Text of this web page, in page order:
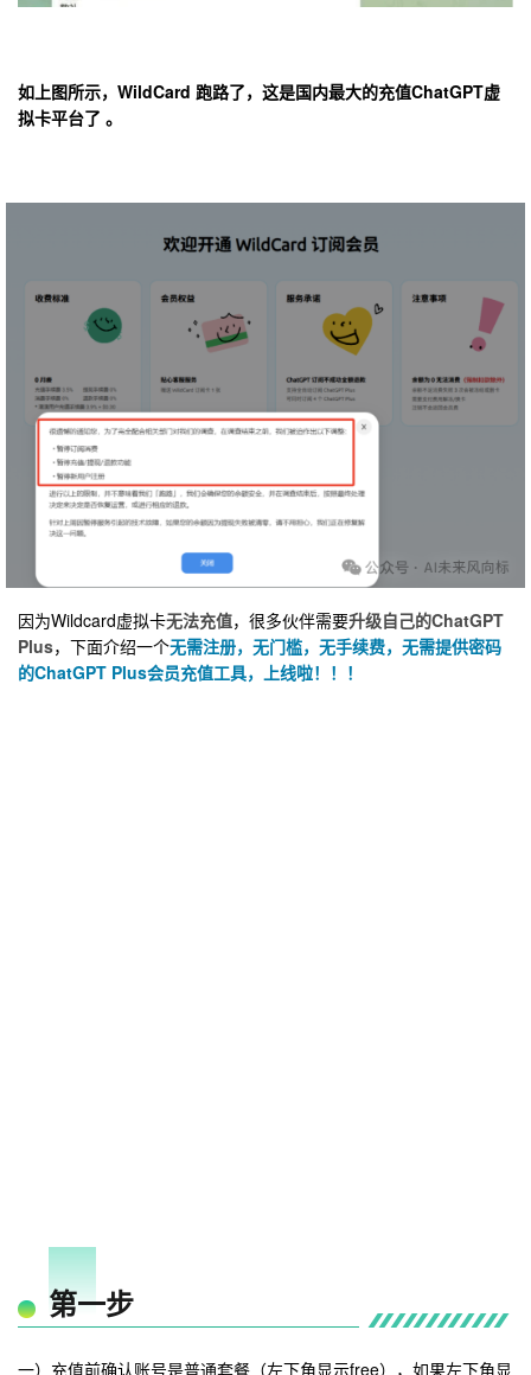
如上图所示， WildCard 跑路了，这是国内最大的充值ChatGPT虚
拟卡平台了 。
因为Wildcard虚拟卡无法充值，很多伙伴需要升级自己的ChatGPT
Plus，下面介绍一个无需注册，无门槛，无手续费，无需提供密码
的ChatGPT Plus会员充值工具，上线啦！！！
01
第一步
一）充值前确认账号是普通套餐（左下角显示free），如果左下角显